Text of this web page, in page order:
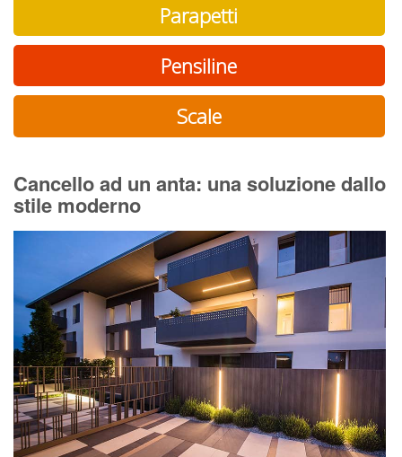
Parapetti
Pensiline
Scale
Cancello ad un anta: una soluzione dallo
stile moderno